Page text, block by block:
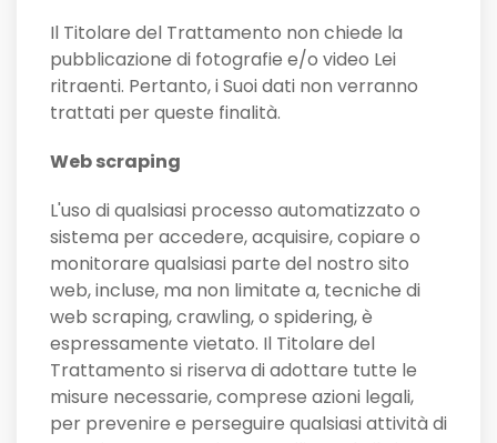
Il Titolare del Trattamento non chiede la
pubblicazione di fotografie e/o video Lei
ritraenti. Pertanto, i Suoi dati non verranno
trattati per queste finalità.
Web scraping
L'uso di qualsiasi processo automatizzato o
sistema per accedere, acquisire, copiare o
monitorare qualsiasi parte del nostro sito
web, incluse, ma non limitate a, tecniche di
web scraping, crawling, o spidering, è
espressamente vietato. Il Titolare del
Trattamento si riserva di adottare tutte le
misure necessarie, comprese azioni legali,
per prevenire e perseguire qualsiasi attività di